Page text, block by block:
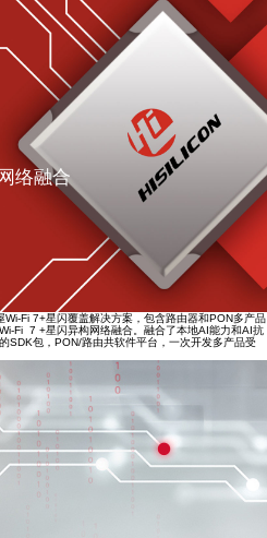
络融合
Fi 7+星闪覆盖解决方案，包含路由器和PON多产品
Fi 7 +星闪异构网络融合。融合了本地AI能力和AI抗
SDK包，PON/路由共软件平台，一次开发多产品受